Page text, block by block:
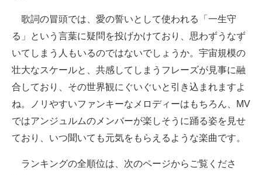
歌詞の冒頭では、愛の誓いとして使われる「一生守
る」という言葉に疑問を投げかけており、思わずうなず
いてしまう人もいるのではないでしょうか。宇宙規模の
壮大なスケールと、共感してしまうフレーズが見事に融
合しており、その世界観にぐいぐいと引き込まれますよ
ね。ノリやすいファンキーなメロディーはもちろん、MV
ではアンジュルムのメンバーが楽しそうに踊る姿を見せ
ており、いつ聞いても元気をもらえるような楽曲です。
ランキングの全順位は、次のページからご覧くださ